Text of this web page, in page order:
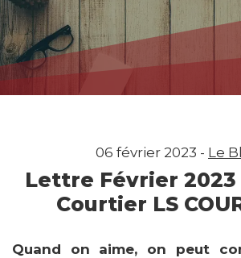
06 février 2023 - Le
Lettre Février
Courtier LS
Quand on aime, on peut